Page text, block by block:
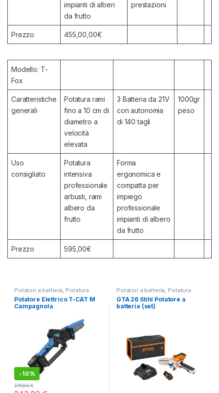
impianti di alberi
da frutto
prestazioni
Prezzo 455,00,00€
Modello: T-
Fox
Caratteristiche
generali
Potatura rami
fino a 10 cm di
diametro a
velocità
elevata
3 Batteria da 21V
con autonomia
di 140 tagli
1000gr
peso
Uso
consigliato
Potatura
intensiva
professionale
arbusti, rami
albero da
frutto
Forma
ergonomica e
compatta per
impiego
professionale
impianti di albero
da frutto
Prezzo 595,00€
Potatori a batteria, Potatura
Potatore Elettrico T-CAT M
Campagnola
-10%
270,94€
Potatori a batteria, Potatura
GTA 26 Stihl Potatore a
batteria (set)